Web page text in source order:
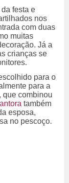
festa e
nos
com duas
muitas
Já a
crianças se
para o
para a
que combinou
também
esposa,
no pescoço.